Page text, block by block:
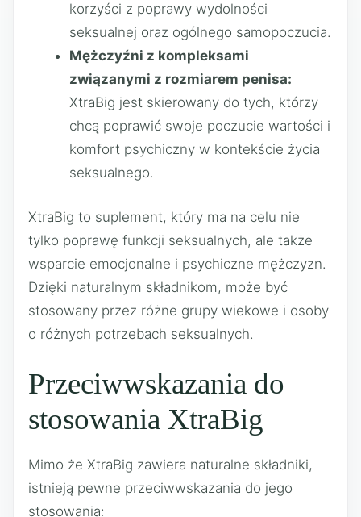
korzyści z poprawy wydolności
seksualnej oraz ogólnego samopoczucia.
Mężczyźni z kompleksami
związanymi z rozmiarem penisa:
XtraBig jest skierowany do tych, którzy
chcą poprawić swoje poczucie wartości i
komfort psychiczny w kontekście życia
seksualnego.
XtraBig to suplement, który ma na celu nie
tylko poprawę funkcji seksualnych, ale także
wsparcie emocjonalne i psychiczne mężczyzn.
Dzięki naturalnym składnikom, może być
stosowany przez różne grupy wiekowe i osoby
o różnych potrzebach seksualnych.
Przeciwwskazania do
stosowania XtraBig
Mimo że XtraBig zawiera naturalne składniki,
istnieją pewne przeciwwskazania do jego
stosowania: